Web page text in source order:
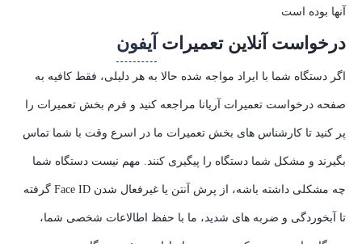
آنها بوده است
درخواست آنلاین تعمیرات آیفون
اگر دستگاه شما با ایراد مواجه شده حالا به هر دلیلی، فقط کافیه به
صفحه درخواست تعمیرات آریانا مراجعه کنید و فرم بخش تعمیرات را
پر کنید تا کارشناس های بخش تعمیرات ما در اسرع وقت با شما تماس
بگیرند و مشکل شما دستگاه را پیگیری کنند. مهم نیست دستگاه شما
چه مشکلی داشته باشه، از پرش آنتن یا غیرفعال شدن Face ID گرفته
تا آبخوردگی و ضربه های شدید، ما با حفظ اطالاعات شخصی شما،